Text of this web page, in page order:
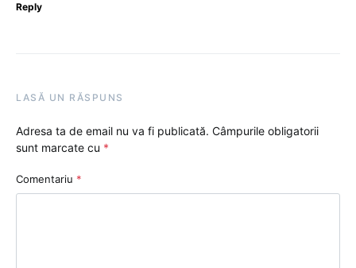
Reply
LASĂ UN RĂSPUNS
Adresa ta de email nu va fi publicată. Câmpurile obligatorii
sunt marcate cu *
Comentariu *